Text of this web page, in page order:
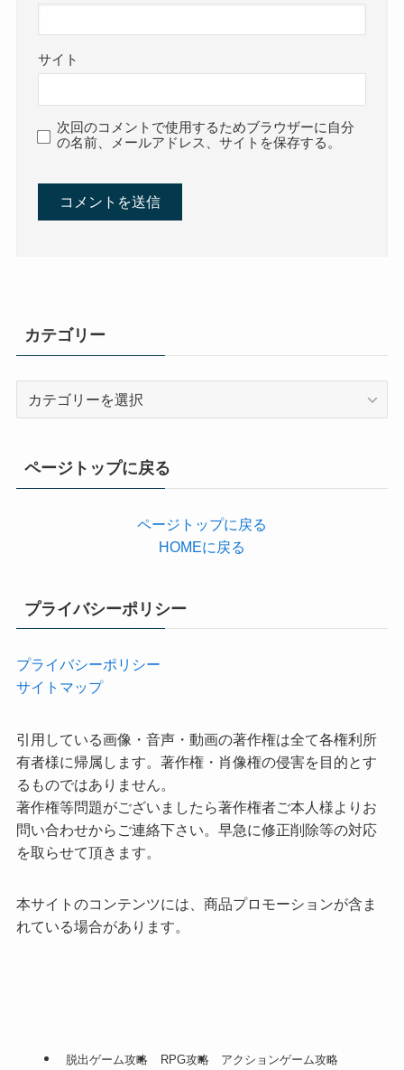
サイト
次回のコメントで使用するためブラウザーに自分
の名前、メールアドレス、サイトを保存する。
カテゴリー
ページトップに戻る
ページトップに戻る
HOMEに戻る
プライバシーポリシー
プライバシーポリシー
サイトマップ
引用している画像・音声・動画の著作権は全て各権利所
有者様に帰属します。著作権・肖像権の侵害を目的とす
るものではありません。
著作権等問題がございましたら著作権者ご本人様よりお
問い合わせからご連絡下さい。早急に修正削除等の対応
を取らせて頂きます。
本サイトのコンテンツには、商品プロモーションが含ま
れている場合があります。
脱出ゲーム攻略 RPG攻略 アクションゲーム攻略